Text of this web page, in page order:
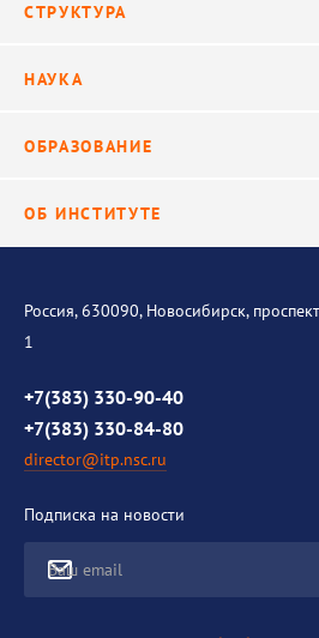
Видео
СТРУКТУРА
Научные подразделения
НАУКА
Исследования
ОБРАЗОВАНИЕ
ОБ ИНСТИТУТЕ
История института
Контакты
Противодействие коррупции
Россия, 630090, Новосибирск,
1
+7(383) 330-90-40
+7(383) 330-84-80
director@itp.nsc.ru
Подписка на новости
Ваш email